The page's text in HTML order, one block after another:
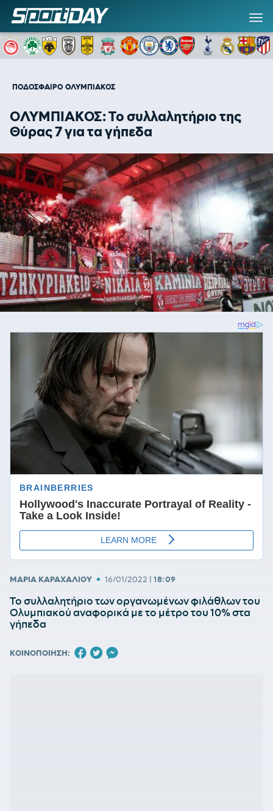
ΠΟΔΟΣΦΑΙΡΟ ΟΛΥΜΠΙΑΚΟΣ
ΟΛΥΜΠΙΑΚΟΣ: Το συλλαλητήριο της
Θύρας 7 για τα γήπεδα
ΜΑΡΙΑ ΚΑΡΑΧΑΛΙΟΥ • 16/01/2022 | 18:09
Το συλλαλητήριο των οργανωμένων φιλάθλων του
Ολυμπιακού αναφορικά με το μέτρο του 10% στα
γήπεδα
ΚΟΙΝΟΠΟΙΗΣΗ: